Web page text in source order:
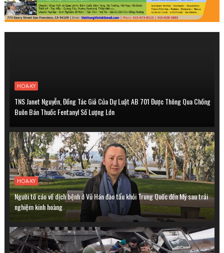
HOA-KY
TNS Janet Nguyễn, Đồng Tác Giả Của Dự Luật AB 701 Được Thông Qua Chống
Buôn Bán Thuốc Fentanyl Số Lượng Lớn
HOA-KY
Người tố cáo về dịch bệnh ở Vũ Hán đào tẩu khỏi Trung Quốc đến Mỹ sau trải
nghiệm kinh hoàng